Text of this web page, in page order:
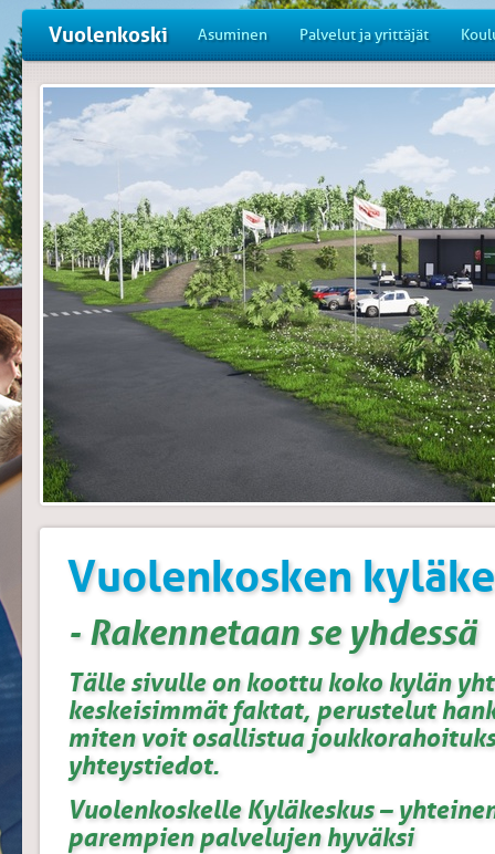
Vuolenkoski Asuminen Palvelut ja yrittäjät
Vuolenkosken
- Rakennetaan se yhdessä
Tälle sivulle on koottu koko kylän
keskeisimmät faktat, perustelut
miten voit osallistua
yhteystiedot.
Vuolenkoskelle Kyläkeskus –
parempien palvelujen hyväksi